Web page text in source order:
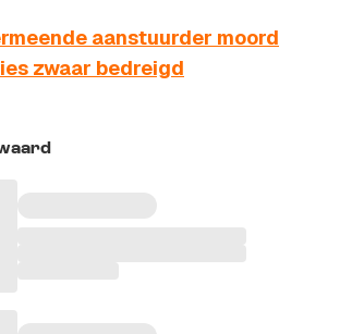
aanstuurder moord
zwaar bedreigd